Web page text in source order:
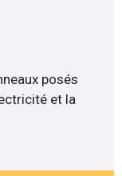
posés
et la